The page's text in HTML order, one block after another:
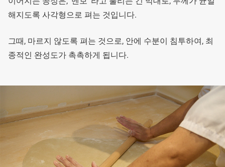
해지도록 사각형으로 펴는 것입니다.
그때, 마르지 않도록 펴는 것으로, 안에 수분이 침투하여, 최
종적인 완성도가 촉촉하게 됩니다.